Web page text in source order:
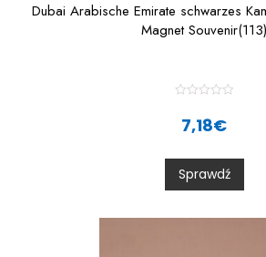
Dubai Arabische Emirate schwarzes
Magnet Souvenir(113)
0
o
u
t
7,18€
Sprawdź